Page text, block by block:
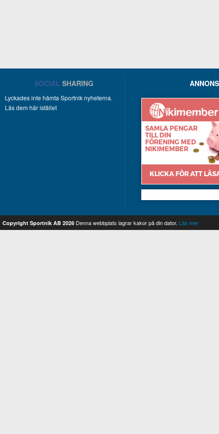
SOCIAL SHARING
Lyckades inte hämta Sportnik nyheterna.
Läs dem här istället
Copyright Sportnik AB 2026 Denna webbplats lagrar kakor på din dator. Läs mer